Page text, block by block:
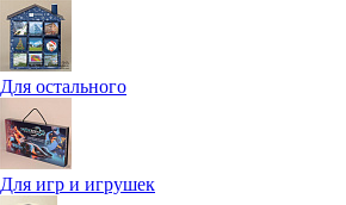
Для остального
Для игр и игрушек